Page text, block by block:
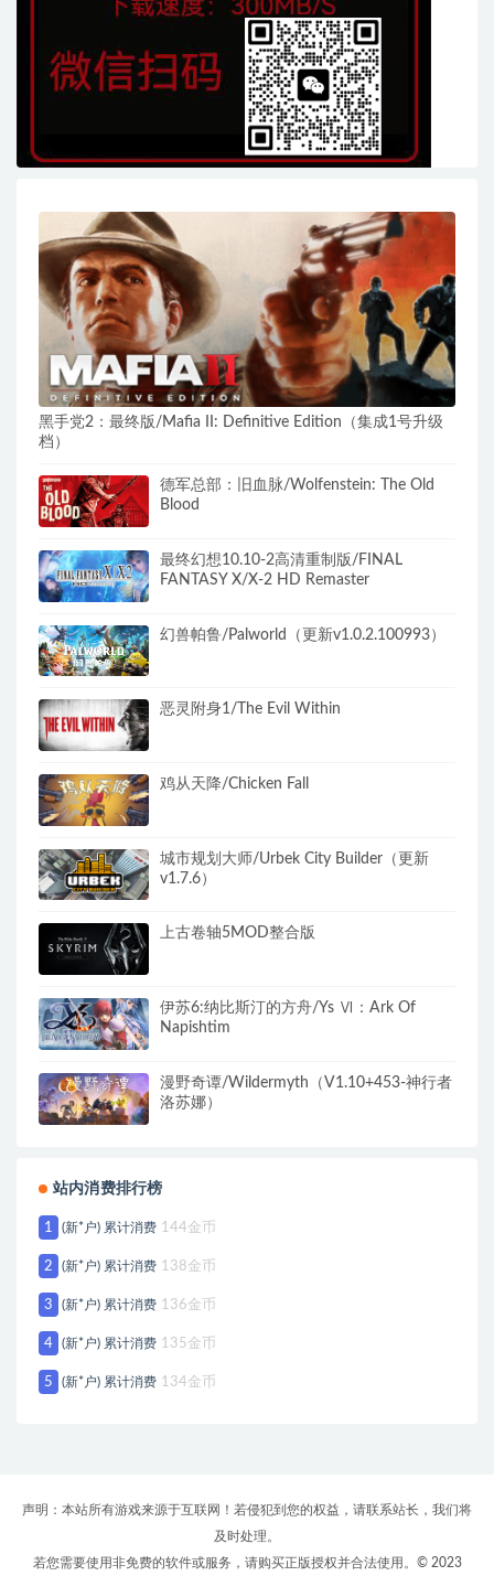
黑手党2：最终版/Mafia II: Definitive Edition（集成1号升级
档）
德军总部：旧血脉/Wolfenstein: The Old
Blood
最终幻想10.10-2高清重制版/FINAL
FANTASY X/X-2 HD Remaster
幻兽帕鲁/Palworld（更新v1.0.2.100993）
恶灵附身1/The Evil Within
鸡从天降/Chicken Fall
城市规划大师/Urbek City Builder（更新
v1.7.6）
上古卷轴5MOD整合版
伊苏6:纳比斯汀的方舟/Ys Ⅵ：Ark Of
Napishtim
漫野奇谭/Wildermyth（V1.10+453-神行者
洛苏娜）
站内消费排行榜
1 (新*户) 累计消费 144金币
2 (新*户) 累计消费 138金币
3 (新*户) 累计消费 136金币
4 (新*户) 累计消费 135金币
5 (新*户) 累计消费 134金币
声明：本站所有游戏来源于互联网！若侵犯到您的权益，请联系站长，我们将
及时处理。
若您需要使用非免费的软件或服务，请购买正版授权并合法使用。© 2023